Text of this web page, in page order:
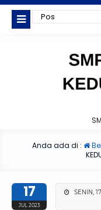
Anda ada di :
17
JUL 2023
SENIN,